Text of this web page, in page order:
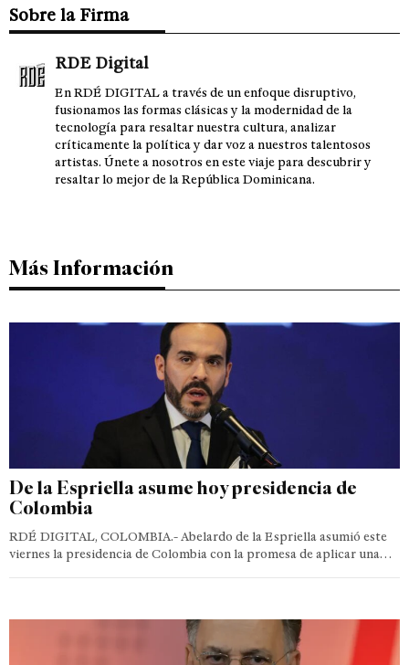
Sobre la Firma
RDE Digital
En RDÉ DIGITAL a través de un enfoque disruptivo,
fusionamos las formas clásicas y la modernidad de la
tecnología para resaltar nuestra cultura, analizar
críticamente la política y dar voz a nuestros talentosos
artistas. Únete a nosotros en este viaje para descubrir y
resaltar lo mejor de la República Dominicana.
Más Información
De la Espriella asume hoy presidencia de
Colombia
RDÉ DIGITAL, COLOMBIA.- Abelardo de la Espriella asumió este
viernes la presidencia de Colombia con la promesa de aplicar una…